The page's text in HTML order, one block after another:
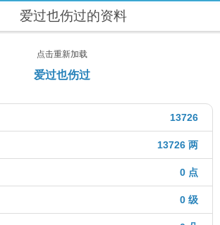
爱过也伤过的资料
点击重新加载
爱过也伤过
13726
13726 两
0 点
0 级